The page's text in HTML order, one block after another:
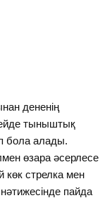
дененің
тыныштық
бола алады.
өзара әсерлесе
көк стрелка мен
нәтижесінде пайда